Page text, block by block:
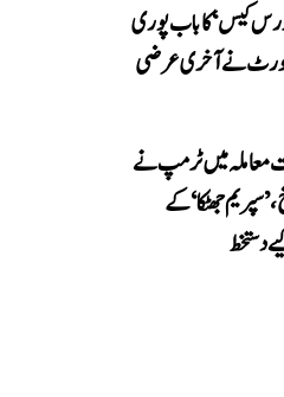
کیس‘ کا باب پوری
کورٹ نے آخری عرضی
معاملہ میں ٹرمپ نے
’سپریم جھٹکا‘ کے